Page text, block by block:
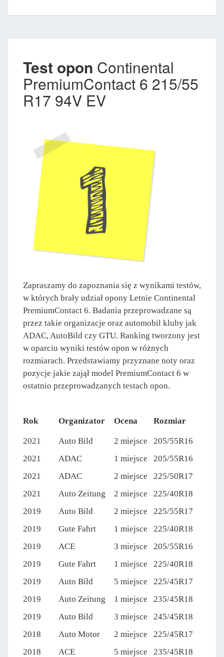
Test opon Continental
PremiumContact 6 215/55
R17 94V EV
Zapraszamy do zapoznania się z wynikami testów,
w których brały udział opony Letnie Continental
PremiumContact 6. Badania przeprowadzane są
przez takie organizacje oraz automobil kluby jak
ADAC, AutoBild czy GTU. Ranking tworzony jest
w oparciu wyniki testów opon w różnych
rozmiarach. Przedstawiamy przyznane noty oraz
pozycje jakie zajął model PremiumContact 6 w
ostatnio przeprowadzanych testach opon.
Rok Organizator Ocena Rozmiar
2021 Auto Bild 2 miejsce
205/55R16
2021
ADAC 1 miejsce
205/55R16
2021
ADAC 2 miejsce
225/50R17
2021
Auto Zeitung 2 miejsce
225/40R18
2019
Auto Bild 2 miejsce
225/55R17
2019
Gute Fahrt 1 miejsce
225/40R18
2019
ACE 3 miejsce
205/55R16
2019
Gute Fahrt 1 miejsce
225/40R18
2019
Auto Bild 5 miejsce
225/45R17
2019
Auto Zeitung 1 miejsce
235/45R18
2019
Auto Bild 3 miejsce
245/45R18
2018
Auto Motor 2 miejsce
225/45R17
2018
ACE 5 miejsce
235/45R18